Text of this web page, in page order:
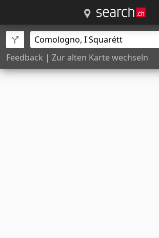
Feedback | Zur alten Karte wechseln